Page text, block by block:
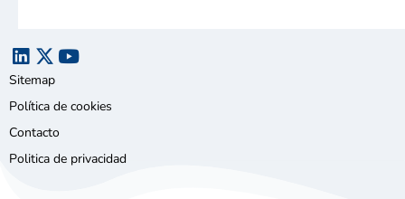
Sitemap
Política de cookies
Contacto
Politica de privacidad